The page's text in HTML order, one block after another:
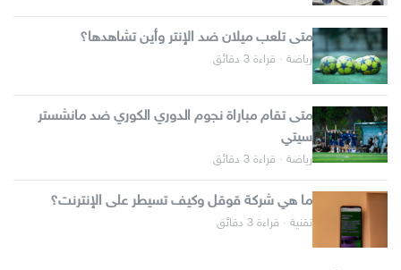
متى تلعب ميلان ضد الإنتر وأين تشاهدها؟
رياضة · قراءة 3 دقائق
متى تقام مباراة نجوم الدوري الكوري ضد مانشستر
سيتي
رياضة · قراءة 3 دقائق
ما هي شركة قوقل وكيف تسيطر على الإنترنت؟
تقنية · قراءة 3 دقائق